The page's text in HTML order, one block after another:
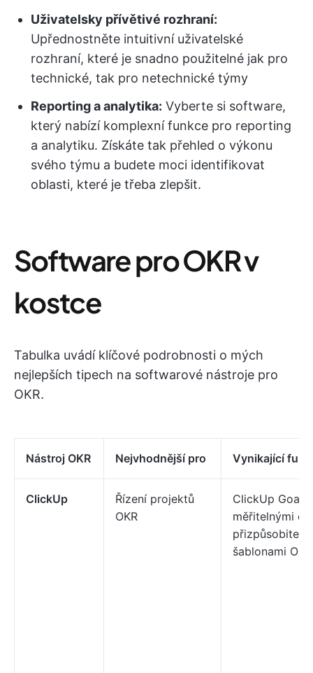
Uživatelsky přívětivé rozhraní:
Upřednostněte intuitivní uživatelské
rozhraní, které je snadno použitelné jak pro
technické, tak pro netechnické týmy
Reporting a analytika: Vyberte si software,
který nabízí komplexní funkce pro reporting
a analytiku. Získáte tak přehled o výkonu
svého týmu a budete moci identifikovat
oblasti, které je třeba zlepšit.
Software pro OKR v
kostce
Tabulka uvádí klíčové podrobnosti o mých
nejlepších tipech na softwarové nástroje pro
OKR.
Nástroj OKR Nejvhodnější pro Vynikající
ClickUp
Řízení projektů
OKR
ClickUp Goals
měřitelnými
šablonami OKR